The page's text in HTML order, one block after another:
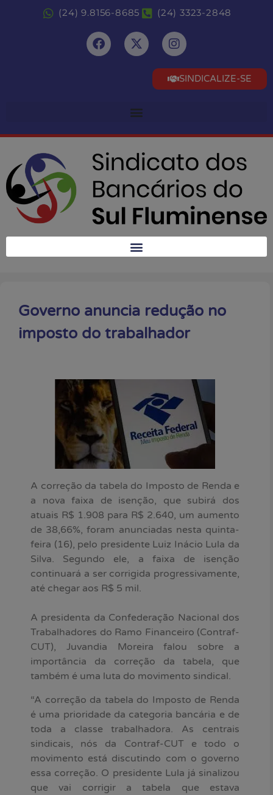
(24) 9.8156-8685 (24) 3323-2848
SINDICALIZE-SE
Governo anuncia redução no
imposto do trabalhador
A correção da tabela do Imposto de Renda e
a nova faixa de isenção, que subirá dos
atuais R$ 1.908 para R$ 2.640, um aumento
de 38,66%, foram anunciadas nesta quinta-
feira (16), pelo presidente Luiz Inácio Lula da
Silva. Segundo ele, a faixa de isenção
continuará a ser corrigida progressivamente,
até chegar aos R$ 5 mil.
A presidenta da Confederação Nacional dos
Trabalhadores do Ramo Financeiro (Contraf-
CUT), Juvandia Moreira falou sobre a
importância da correção da tabela, que
também é uma luta do movimento sindical.
“A correção da tabela do Imposto de Renda
é uma prioridade da categoria bancária e de
toda a classe trabalhadora. As centrais
sindicais, nós da Contraf-CUT e todo o
movimento está discutindo com o governo
essa correção. O presidente Lula já sinalizou
que vai corrigir a tabela que estava